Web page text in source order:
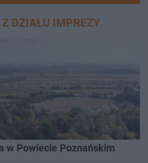
DZIAŁU IMPREZY
w Powiecie Poznańskim